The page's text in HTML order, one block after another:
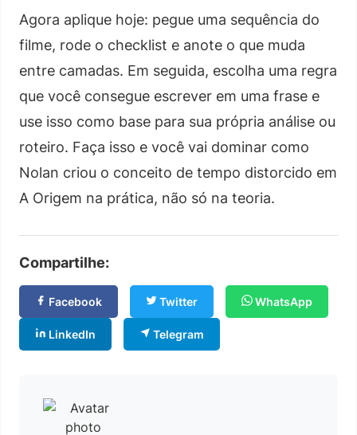
Agora aplique hoje: pegue uma sequência do
filme, rode o checklist e anote o que muda
entre camadas. Em seguida, escolha uma regra
que você consegue escrever em uma frase e
use isso como base para sua própria análise ou
roteiro. Faça isso e você vai dominar como
Nolan criou o conceito de tempo distorcido em
A Origem na prática, não só na teoria.
Compartilhe:
Facebook Twitter WhatsApp
LinkedIn Telegram